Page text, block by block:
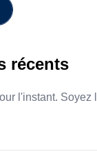
récents
l'instant. Soyez